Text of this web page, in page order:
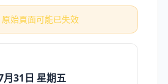
始頁面可能已失效
月31日 星期五